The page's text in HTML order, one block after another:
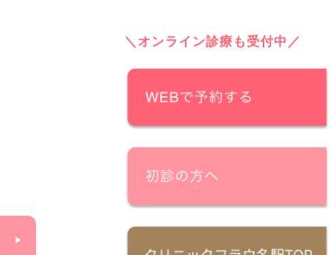
＼オンライン診療も受付中／